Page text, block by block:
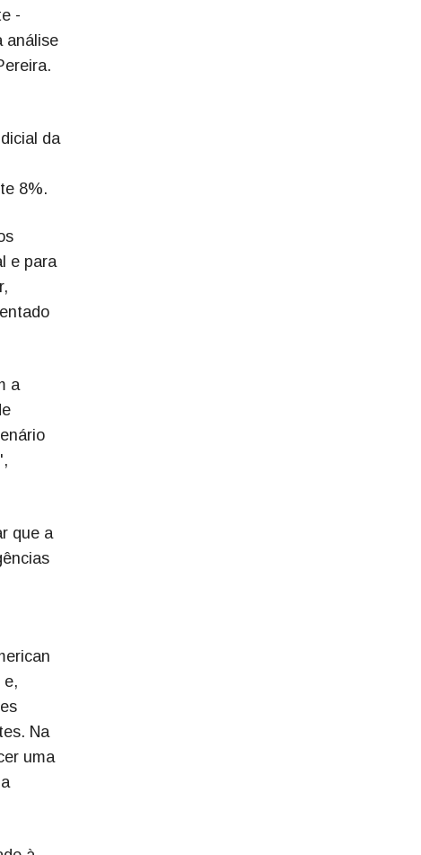
-
análise
da
8%.
e para
a
que a
e,
Na
uma